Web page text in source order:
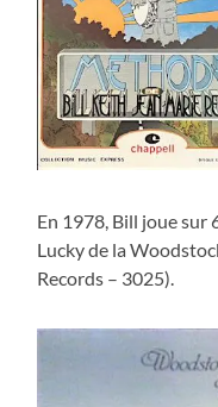
En 1978, Bill joue sur
Lucky de la
Records – 3025).